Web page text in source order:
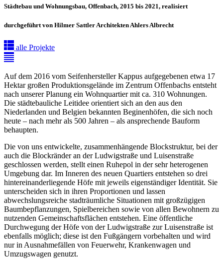
Städtebau und Wohnungsbau, Offenbach, 2015 bis 2021, realisiert
durchgeführt von Hilmer Sattler Architekten Ahlers Albrecht
alle Projekte
Auf dem 2016 vom Seifenhersteller Kappus aufgegebenen etwa 17
Hektar großen Produktionsgelände im Zentrum Offenbachs entsteht
nach unserer Planung ein Wohnquartier mit ca. 310 Wohnungen.
Die städtebauliche Leitidee orientiert sich an den aus den
Niederlanden und Belgien bekannten Beginenhöfen, die sich noch
heute – nach mehr als 500 Jahren – als ansprechende Bauform
behaupten.
Die von uns entwickelte, zusammenhängende Blockstruktur, bei der
auch die Blockränder an der Ludwigstraße und Luisenstraße
geschlossen werden, stellt einen Ruhepol in der sehr heterogenen
Umgebung dar. Im Inneren des neuen Quartiers entstehen so drei
hintereinanderliegende Höfe mit jeweils eigenständiger Identität. Sie
unterscheiden sich in ihren Proportionen und lassen
abwechslungsreiche stadträumliche Situationen mit großzügigen
Baumbepflanzungen, Spielbereichen sowie von allen Bewohnern zu
nutzenden Gemeinschaftsflächen entstehen. Eine öffentliche
Durchwegung der Höfe von der Ludwigstraße zur Luisenstraße ist
ebenfalls möglich; diese ist den Fußgängern vorbehalten und wird
nur in Ausnahmefällen von Feuerwehr, Krankenwagen und
Umzugswagen genutzt.